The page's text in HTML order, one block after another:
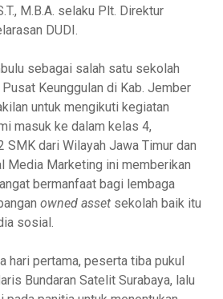
M.B.A. selaku Plt. Direktur
DUDI.
sebagai salah satu sekolah
Keunggulan di Kab. Jember
untuk mengikuti kegiatan
masuk ke dalam kelas 4,
SMK dari Wilayah Jawa Timur dan
Media Marketing ini memberikan
bermanfaat bagi lembaga
owned asset sekolah baik itu
sosial.
hari pertama, peserta tiba pukul
Bundaran Satelit Surabaya, lalu